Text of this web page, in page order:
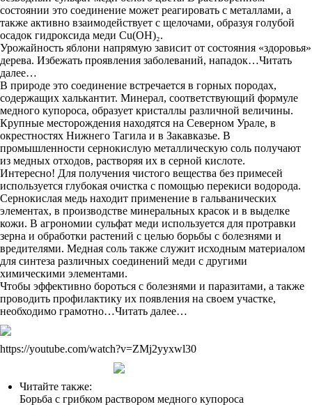
состоянии это соединение может реагировать с металлами, а
также активно взаимодействует с щелочами, образуя голубой
осадок гидроксида меди Cu(OH)₂.
Урожайность яблони напрямую зависит от состояния «здоровья»
дерева. Избежать проявления заболеваний, нападок…Читать
далее…
В природе это соединение встречается в горных породах,
содержащих халькантит. Минерал, соответствующий формуле
медного купороса, образует кристаллы различной величины.
Крупные месторождения находятся на Северном Урале, в
окрестностях Нижнего Тагила и в Закавказье. В
промышленности сернокислую металлическую соль получают
из медных отходов, растворяя их в серной кислоте.
Интересно! Для получения чистого вещества без примесей
используется глубокая очистка с помощью перекиси водорода.
Сернокислая медь находит применение в гальванических
элементах, в производстве минеральных красок и в выделке
кожи. В агрономии сульфат меди используется для протравки
зерна и обработки растений с целью борьбы с болезнями и
вредителями. Медная соль также служит исходным материалом
для синтеза различных соединений меди с другими
химическими элементами.
Чтобы эффективно бороться с болезнями и паразитами, а также
проводить профилактику их появления на своем участке,
необходимо грамотно…Читать далее…
https://youtube.com/watch?v=ZMj2yyxwl30
Читайте также:
Борьба с грибком раствором медного купороса